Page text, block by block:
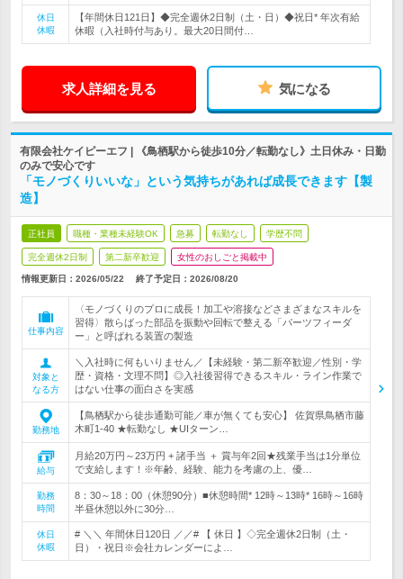
休日
休暇
【年間休日121日】◆完全週休2日制（土・日）◆祝日* 年次有給
休暇（入社時付与あり。最大20日間付…
求人詳細を見る 気になる
有限会社ケイピーエフ | 《鳥栖駅から徒歩10分／転勤なし》土日休み・日勤
のみで安心です
「モノづくりいいな」という気持ちがあれば成長できます【製
造】
正社員 職種・業種未経験OK 急募 転勤なし 学歴不問
完全週休2日制 第二新卒歓迎 女性のおしごと掲載中
情報更新日：2026/05/22 終了予定日： 2026/08/20
仕事内容
〈モノづくりのプロに成長！加工や溶接などさまざまなスキルを
習得〉散らばった部品を振動や回転で整える「パーツフィーダ
ー」と呼ばれる装置の製造
対象と
なる方
＼入社時に何もいりません／【未経験・第二新卒歓迎／性別・学
歴・資格・文理不問】◎入社後習得できるスキル・ライン作業で
はない仕事の面白さを実感
勤務地
【鳥栖駅から徒歩通勤可能／車が無くても安心】 佐賀県鳥栖市藤
木町1-40 ★転勤なし ★UIターン…
給与
月給20万円～23万円 + 諸手当 ＋ 賞与年2回★残業手当は1分単位
で支給します！※年齢、経験、能力を考慮の上、優…
勤務
時間
8：30～18：00（休憩90分）■休憩時間* 12時～13時* 16時～16時
半昼休憩以外に30分…
休日
休暇
# ＼＼ 年間休日120日 ／／# 【 休日 】◇完全週休2日制（土・
日）・祝日※会社カレンダーによ…